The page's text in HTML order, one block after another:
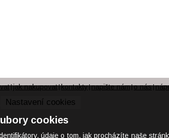
|jak nakupovat|kontakty|napište nám|o nás|
Nastavení cookies
cookies
údaje o tom, jak procházíte naše